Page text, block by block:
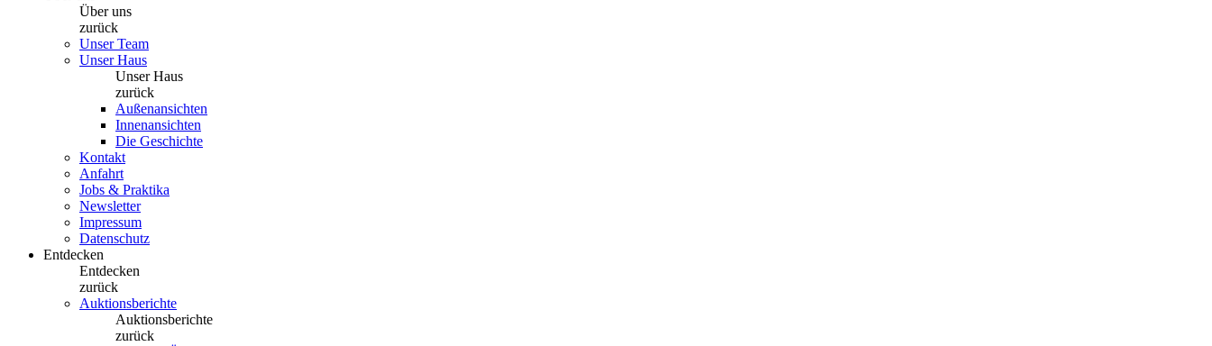
Über uns
zurück
Unser Team
Unser Haus
Unser Haus
zurück
Außenansichten
Innenansichten
Die Geschichte
Kontakt
Anfahrt
Jobs & Praktika
Newsletter
Impressum
Datenschutz
Entdecken
Entdecken
zurück
Auktionsberichte
Auktionsberichte
zurück